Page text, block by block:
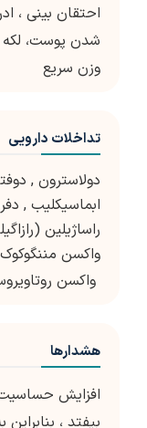
احتقان بینی ،
شدن پوست،
وزن سریع
تداخلات دارویی
دولاسترون ,
ابماسیکلیب ,
راساژیلین
واکسن مننگوکوک
واکسن
هشدارها
افزایش
بیفتد ،